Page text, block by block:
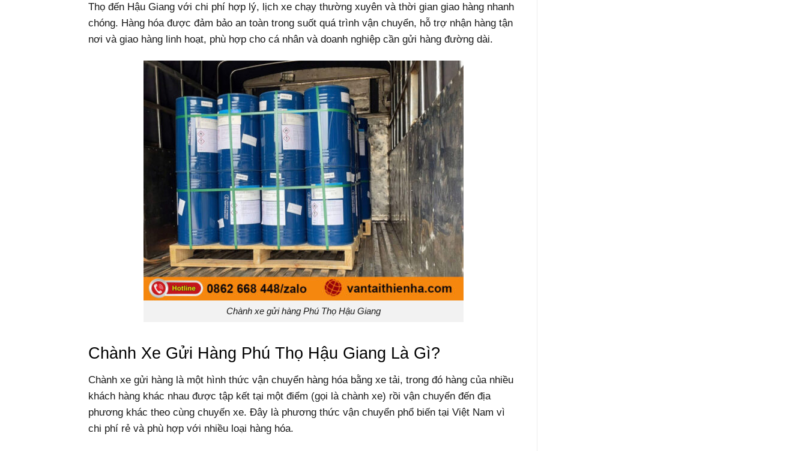
Thọ đến Hậu Giang với chi phí hợp lý, lịch xe chạy thường xuyên và thời gian giao hàng nhanh
chóng. Hàng hóa được đảm bảo an toàn trong suốt quá trình vận chuyển, hỗ trợ nhận hàng tận
nơi và giao hàng linh hoạt, phù hợp cho cá nhân và doanh nghiệp cần gửi hàng đường dài.
Chành xe gửi hàng Phú Thọ Hậu Giang
Chành Xe Gửi Hàng Phú Thọ Hậu Giang Là Gì?
Chành xe gửi hàng là một hình thức vận chuyển hàng hóa bằng xe tải, trong đó hàng của nhiều
khách hàng khác nhau được tập kết tại một điểm (gọi là chành xe) rồi vận chuyển đến địa
phương khác theo cùng chuyến xe. Đây là phương thức vận chuyển phổ biến tại Việt Nam vì
chi phí rẻ và phù hợp với nhiều loại hàng hóa.